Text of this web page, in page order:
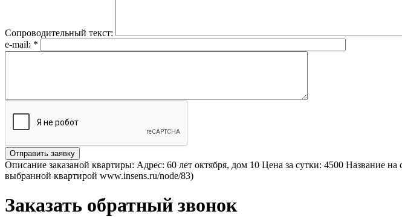
Сопроводительный текст:
e-mail: *
Описание заказаной квартиры: Адрес: 60 лет октября, дом 10 Цена за сутки: 4500 Название
выбранной квартирой www.insens.ru/node/83)
Заказать обратный звонок